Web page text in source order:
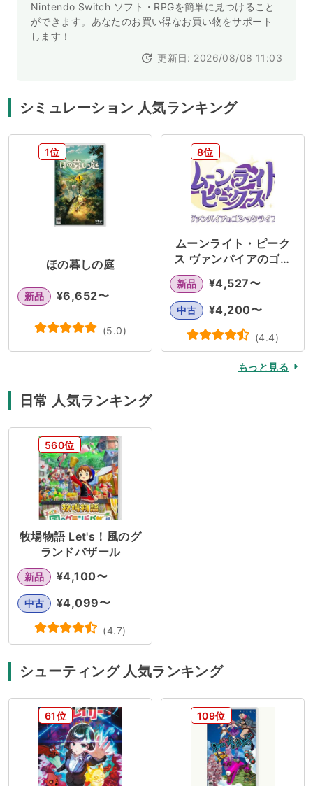
Nintendo Switch ソフト・RPGを簡単に見つけること
ができます。あなたのお買い得なお買い物をサポート
します！
更新日: 2026/08/08 11:03
シミュレーション 人気ランキング
1位
ほの暮しの庭
新品 ¥6,652〜
(5.0)
8位
ムーンライト・ピーク
ス ヴァンパイアのゴシ
新品 ¥4,527〜
中古 ¥4,200〜
(4.4)
もっと見る
日常 人気ランキング
560位
牧場物語 Let's！風のグ
ランドバザール
新品 ¥4,100〜
中古 ¥4,099〜
(4.7)
シューティング 人気ランキング
61位 109位